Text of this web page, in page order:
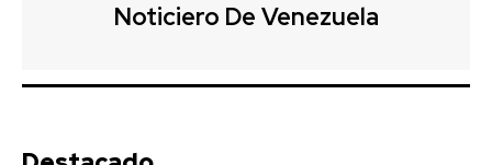
Noticiero De Venezuela